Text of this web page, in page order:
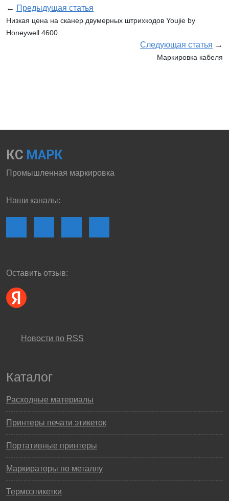
← Предыдущая статья
Низкая цена на сканер двумерных штрихкодов Youjie by
Honeywell 4600
Следующая статья →
Маркировка кабеля
КС МАРК
Промышленная маркировка
Наши каналы:
Оставить отзыв:
Новости по RSS
Каталог
Расходные материалы
Принтеры печати этикеток
Портативные принтеры
Маркираторы по металлу
Термоэтикетки